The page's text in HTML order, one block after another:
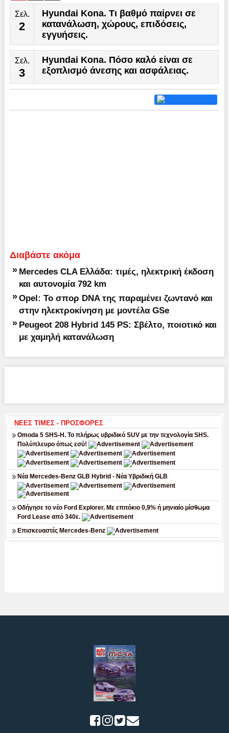
Σελ.
2
Hyundai Kona. Τι βαθμό παίρνει σε
κατανάλωση, χώρους, επιδόσεις,
εγγυήσεις.
Σελ.
3
Hyundai Kona. Πόσο καλό είναι σε
εξοπλισμό άνεσης και ασφάλειας.
Διαβάστε ακόμα
» Mercedes CLA Ελλάδα: τιμές, ηλεκτρική έκδοση
και αυτονομία 792 km
» Opel: Το σπορ DNA της παραμένει ζωντανό και
στην ηλεκτροκίνηση με μοντέλα GSe
» Peugeot 208 Hybrid 145 PS: Σβέλτο, ποιοτικό και
με χαμηλή κατανάλωση